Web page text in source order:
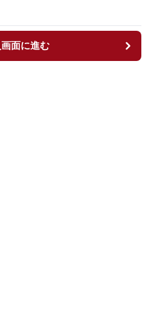
面に進む
面に進む